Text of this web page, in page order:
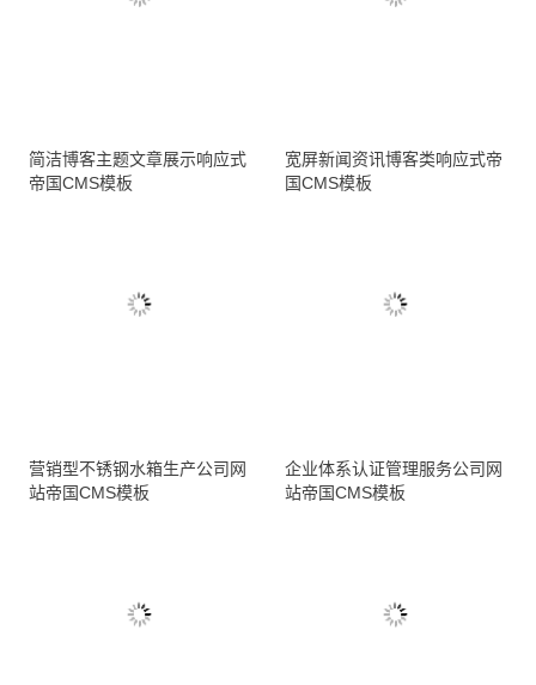
简洁博客主题文章展示响应式
帝国CMS模板
宽屏新闻资讯博客类响应式帝
国CMS模板
营销型不锈钢水箱生产公司网
站帝国CMS模板
企业体系认证管理服务公司网
站帝国CMS模板